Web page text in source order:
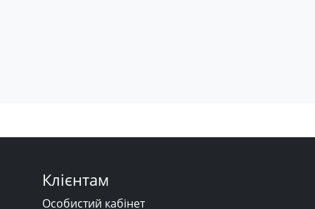
Клієнтам
Особистий кабінет